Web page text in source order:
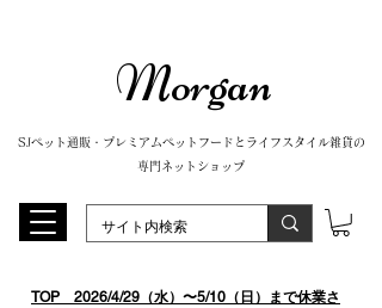
SJペット通販・プレミアムペットフードとライフスタイル雑貨の
専門ネットショップ
Morgan
TOP ​ 2026/4/29（水）〜5/10（日）まで休業さ